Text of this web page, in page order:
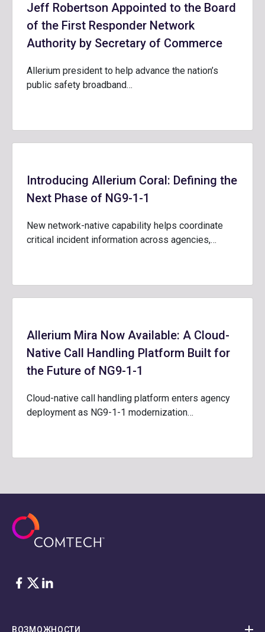
Jeff Robertson Appointed to the Board
of the First Responder Network
Authority by Secretary of Commerce
Allerium president to help advance the nation’s
public safety broadband…
Introducing Allerium Coral: Defining the
Next Phase of NG9-1-1
New network-native capability helps coordinate
critical incident information across agencies,…
Allerium Mira Now Available: A Cloud-
Native Call Handling Platform Built for
the Future of NG9-1-1
Cloud-native call handling platform enters agency
deployment as NG9-1-1 modernization…
Facebook
Twitter
LinkedIn
ВОЗМОЖНОСТИ